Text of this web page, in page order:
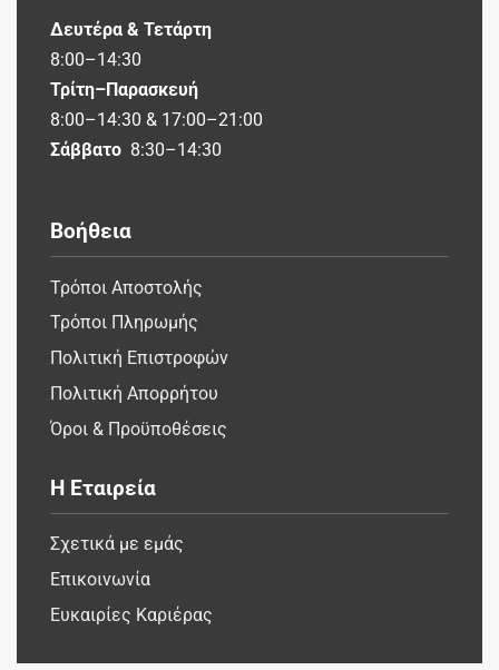
Δευτέρα & Τετάρτη
8:00–14:30
Τρίτη–Παρασκευή
8:00–14:30 & 17:00–21:00
Σάββατο 8:30–14:30
Βοήθεια
Τρόποι Αποστολής
Τρόποι Πληρωμής
Πολιτική Επιστροφών
Πολιτική Απορρήτου
Όροι & Προϋποθέσεις
Η Εταιρεία
Σχετικά με εμάς
Επικοινωνία
Ευκαιρίες Καριέρας